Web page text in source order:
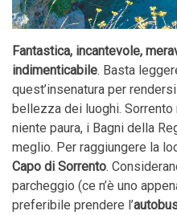
Fantastica, incantevole,
indimenticabile. Basta
quest’insenatura per
bellezza dei luoghi.
niente paura, i Bagni della
meglio. Per raggiungere la
Capo di Sorrento.
parcheggio (ce n’è uno
preferibile prendere l’